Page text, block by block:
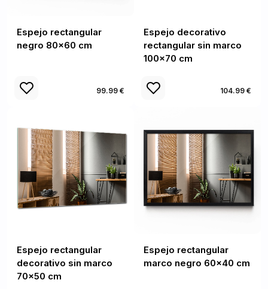
Espejo rectangular
negro 80x60 cm
99.99 €
Espejo decorativo
rectangular sin marco
100x70 cm
104.99 €
Espejo rectangular
decorativo sin marco
70x50 cm
Espejo rectangular
marco negro 60x40 cm